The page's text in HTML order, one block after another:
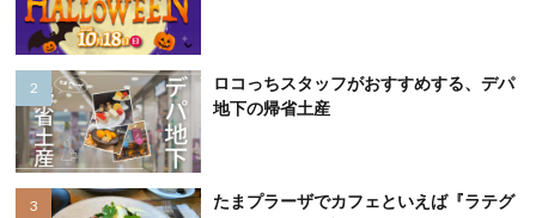
ロコっちスタッフがおすすめする、デパ
地下の帰省土産
たまプラーザでカフェといえば『ラテグ